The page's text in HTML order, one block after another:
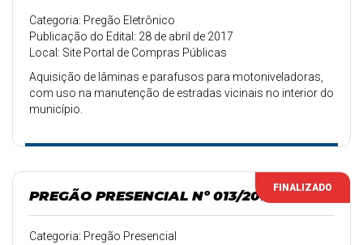
Categoria: Pregão Eletrônico
Publicação do Edital: 28 de abril de 2017
Local: Site Portal de Compras Públicas
Aquisição de lâminas e parafusos para motoniveladoras,
com uso na manutenção de estradas vicinais no interior do
município.
FINALIZADO
PREGÃO PRESENCIAL Nº 013/2017
Categoria: Pregão Presencial